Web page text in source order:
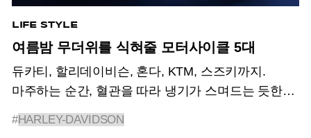
LIFE STYLE
여름밤 무더위를 식혀줄 모터사이클 5대
듀카티, 할리데이비슨, 혼다, KTM, 스즈키까지.
마주하는 순간, 혈관을 따라 냉기가 스며드는 듯한
실루엣과 숨이 멎을 듯한 퍼포먼스를 보여주는
모터사이클을 소개한다.
#HARLEY-DAVIDSON